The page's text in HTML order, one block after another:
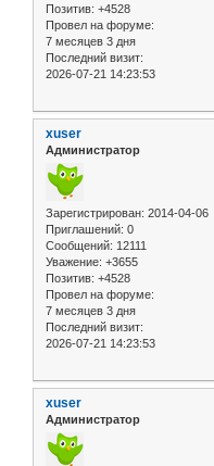
Позитив: +4528
Провел на форуме:
7 месяцев 3 дня
Последний визит:
2026-07-21 14:23:53
xuser
Администратор
Зарегистрирован: 2014-04-06
Приглашений: 0
Сообщений: 12111
Уважение: +3655
Позитив: +4528
Провел на форуме:
7 месяцев 3 дня
Последний визит:
2026-07-21 14:23:53
xuser
Администратор